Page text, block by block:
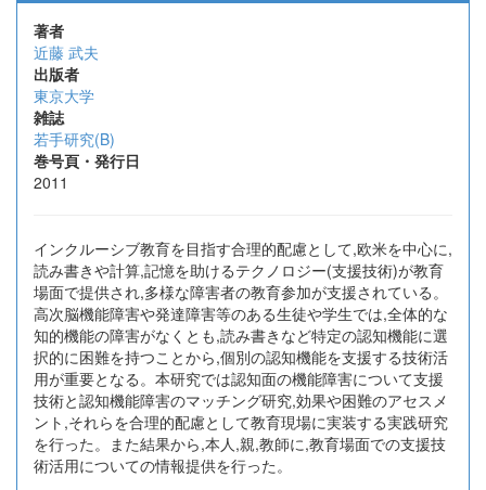
著者
近藤 武夫
出版者
東京大学
雑誌
若手研究(B)
巻号頁・発行日
2011
インクルーシブ教育を目指す合理的配慮として,欧米を中心に,
読み書きや計算,記憶を助けるテクノロジー(支援技術)が教育
場面で提供され,多様な障害者の教育参加が支援されている。
高次脳機能障害や発達障害等のある生徒や学生では,全体的な
知的機能の障害がなくとも,読み書きなど特定の認知機能に選
択的に困難を持つことから,個別の認知機能を支援する技術活
用が重要となる。本研究では認知面の機能障害について支援
技術と認知機能障害のマッチング研究,効果や困難のアセスメ
ント,それらを合理的配慮として教育現場に実装する実践研究
を行った。また結果から,本人,親,教師に,教育場面での支援技
術活用についての情報提供を行った。